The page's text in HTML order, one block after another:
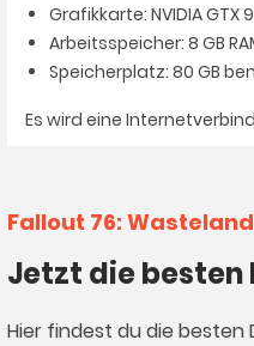
Grafikkarte: NVIDIA GTX
Arbeitsspeicher: 8 GB
Speicherplatz: 80 GB
Es wird eine
Fallout 76:
Jetzt die besten
Hier findest du die besten